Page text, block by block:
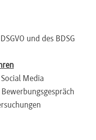
und des BDSG
Media